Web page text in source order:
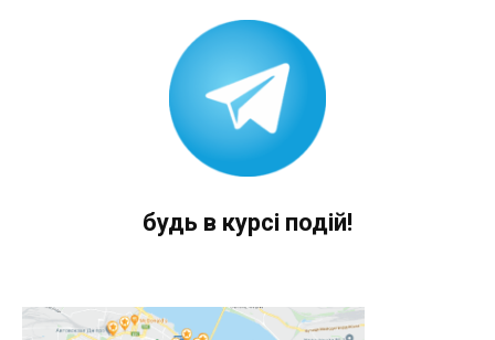
будь в курсі подій!